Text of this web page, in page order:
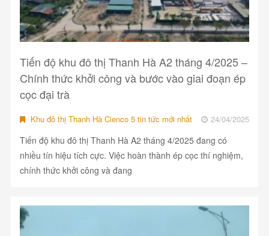
Tiến độ khu đô thị Thanh Hà A2 tháng 4/2025 –
Chính thức khởi công và bước vào giai đoạn ép
cọc đại trà
Khu đô thị Thanh Hà Cienco 5 tin tức mới nhất 24/04/2025
Tiến độ khu đô thị Thanh Hà A2 tháng 4/2025 đang có
nhiều tín hiệu tích cực. Việc hoàn thành ép cọc thí nghiệm,
chính thức khởi công và đang